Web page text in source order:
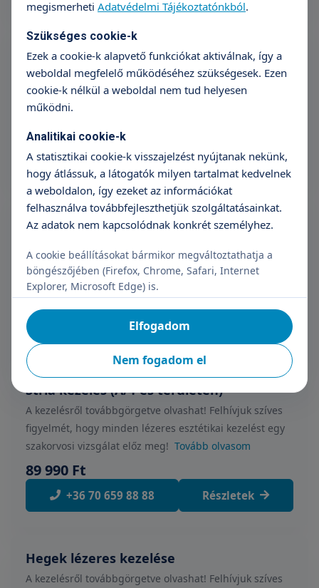
Rosacea és seprűvénák lézeres kezelése
A kezelésről továbbgörgetve olvashat! Felhívjuk szíves
figyelmét, hogy minden lézeres esztétikai kezelést egy
szakorvosi vizsgálat előz meg! Tovább olvasom
45 990 Ft / terület
Időpontfoglalás
Akne és aknés hegek lézeres kezelése
(teljes arc)
figyelmét, hogy minden lézeres esztétikai kezelést egy
szakorvosi vizsgálat előz meg! Tovább olvasom
99 990 Ft
Időpontfoglalás
Stria kezelés (A/4-es területen)
A kezelésről továbbgörgetve olvashat! Felhívjuk szíves
figyelmét, hogy minden lézeres esztétikai kezelést egy
szakorvosi vizsgálat előz meg! Tovább olvasom
89 990 Ft
+36 70 659 88 88 Részletek
Hegek lézeres kezelése
A kezelésről továbbgörgetve olvashat! Felhívjuk szíves
megismerheti Adatvédelmi Tájékoztatónkból.
Szükséges cookie-k
Ezek a cookie-k alapvető funkciókat aktiválnak, így a
weboldal megfelelő működéséhez szükségesek. Ezen
cookie-k nélkül a weboldal nem tud helyesen
működni.
Analitikai cookie-k
A statisztikai cookie-k visszajelzést nyújtanak nekünk,
hogy átlássuk, a látogatók milyen tartalmat kedvelnek
a weboldalon, így ezeket az információkat
felhasználva továbbfejleszthetjük szolgáltatásainkat.
Az adatok nem kapcsolódnak konkrét személyhez.
A cookie beállításokat bármikor megváltoztathatja a
böngészőjében (Firefox, Chrome, Safari, Internet
Explorer, Microsoft Edge) is.
Nem fogadom el
Elfogadom